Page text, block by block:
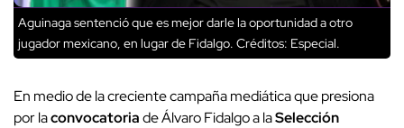
Aguinaga sentenció que es mejor darle la oportunidad a otro
jugador mexicano, en lugar de Fidalgo. Créditos: Especial.
En medio de la creciente campaña mediática que presiona
por laconvocatoriade Álvaro Fidalgo a laSelección